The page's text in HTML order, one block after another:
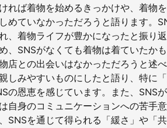
れば着物を始めるきっかけや、着物
めていなかっただろうと語ります。
、着物ライフが豊かになったと振り
、SNSがなくても着物は着ていたか
店との出会いはなかっただろうと述
しみやすいものにしたと語り、特に
の恩恵を感じています。また、SNS
自身のコミュニケーションへの苦手
SNSを通じて得られる「緩さ」や「